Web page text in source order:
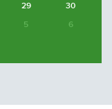
29
30
5 6